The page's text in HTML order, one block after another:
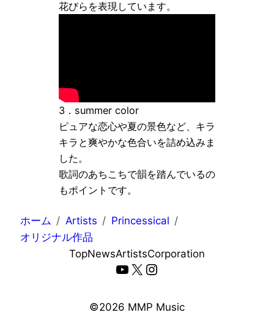
花びらを表現しています。
3．summer color
ピュアな恋心や夏の景色など、キラ
キラと爽やかな色合いを詰め込みま
した。
歌詞のあちこちで韻を踏んでいるの
もポイントです。
ホーム Artists
Princessical
オリジナル作品
TopNewsArtistsCorporation
YouTube
X Instagram
©️2026 MMP Music